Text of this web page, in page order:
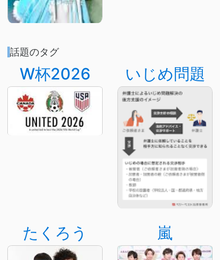
話題のタグ
W杯2026 いじめ問題
たくろう 嵐